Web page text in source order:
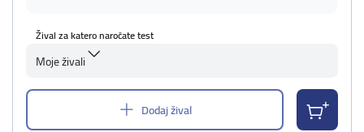
Žival za katero naročate test
Moje živali
Dodaj žival